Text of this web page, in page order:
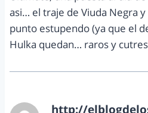
asi… el traje de Viuda Negra
punto estupendo (ya que el
Hulka quedan… raros y
http://